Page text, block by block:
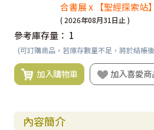
合書展 x 【聖經探索站
( 2026年08月31日止 )
參考庫存量： 1
(可訂購商品，若庫存數量不足，將於結帳
加入購物車 加入喜愛商
內容簡介